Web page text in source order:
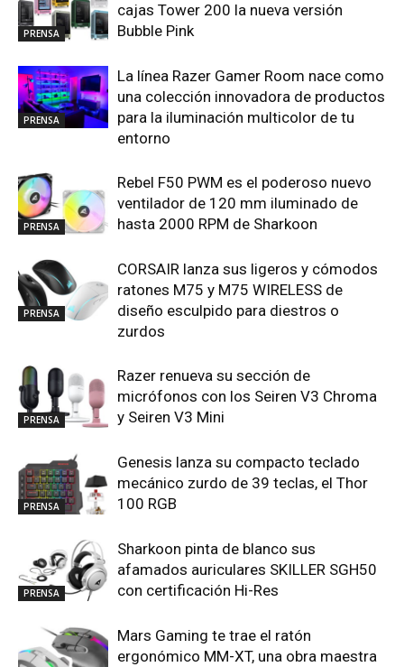
PRENSA
cajas Tower 200 la nueva versión
Bubble Pink
PRENSA
La línea Razer Gamer Room nace como
una colección innovadora de productos
para la iluminación multicolor de tu
entorno
PRENSA
Rebel F50 PWM es el poderoso nuevo
ventilador de 120 mm iluminado de
hasta 2000 RPM de Sharkoon
PRENSA
CORSAIR lanza sus ligeros y cómodos
ratones M75 y M75 WIRELESS de
diseño esculpido para diestros o
zurdos
PRENSA
Razer renueva su sección de
micrófonos con los Seiren V3 Chroma
y Seiren V3 Mini
PRENSA
Genesis lanza su compacto teclado
mecánico zurdo de 39 teclas, el Thor
100 RGB
PRENSA
Sharkoon pinta de blanco sus
afamados auriculares SKILLER SGH50
con certificación Hi-Res
Mars Gaming te trae el ratón
ergonómico MM-XT, una obra maestra